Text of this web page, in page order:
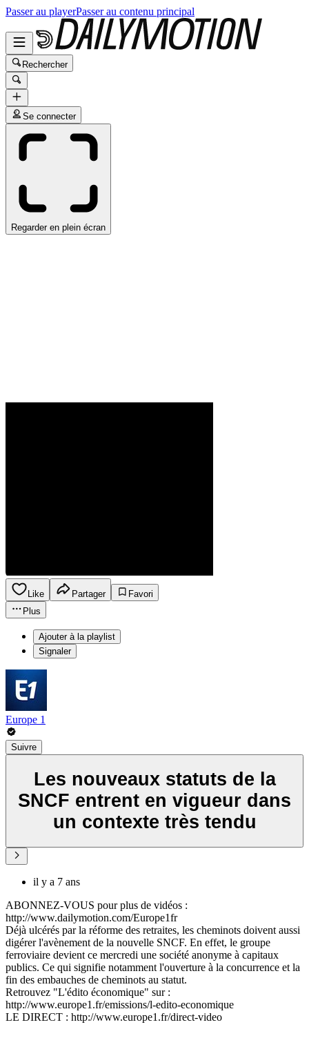
Passer au playerPasser au contenu principal
Rechercher
Se connecter
Regarder en plein écran
Like Partager
Favori
Plus
Ajouter à la playlist
Signaler
Europe 1
Suivre
Les nouveaux statuts de la
SNCF entrent en vigueur dans
un contexte très tendu
il y a 7 ans
ABONNEZ-VOUS pour plus de vidéos :
http://www.dailymotion.com/Europe1fr
Déjà ulcérés par la réforme des retraites, les cheminots doivent aussi
digérer l'avènement de la nouvelle SNCF. En effet, le groupe
ferroviaire devient ce mercredi une société anonyme à capitaux
publics. Ce qui signifie notamment l'ouverture à la concurrence et la
fin des embauches de cheminots au statut.
Retrouvez "L'édito économique" sur :
http://www.europe1.fr/emissions/l-edito-economique
LE DIRECT : http://www.europe1.fr/direct-video